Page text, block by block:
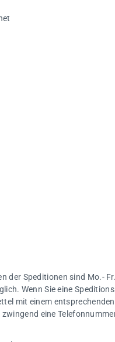
der Speditionen sind Mo.-
Wenn Sie eine
mit einem
eine